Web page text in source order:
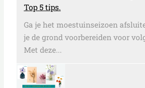
Top 5 tips.
Ga je het moestuinseizoen
je de grond voorbereiden voor
Met deze...